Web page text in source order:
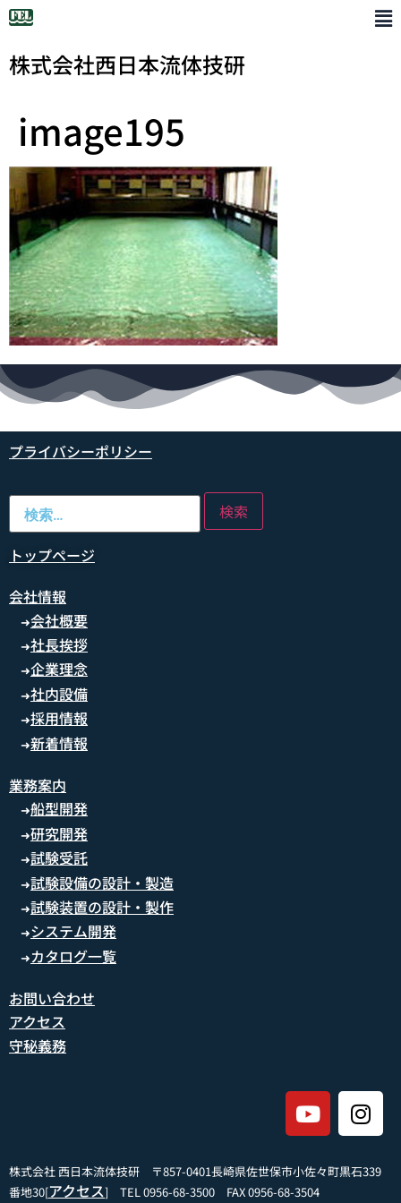
株式会社西日本流体技研
image195
プライバシーポリシー
トップページ
会社情報
➜会社概要
➜社長挨拶
➜企業理念
➜社内設備
➜採用情報
➜新着情報
業務案内
➜船型開発
➜研究開発
➜試験受託
➜試験設備の設計・製造
➜試験装置の設計・製作
➜システム開発
➜ カタログ一覧
お問い合わせ
アクセス
守秘義務
株式会社 西日本流体技研 〒857-0401長崎県佐世保市小佐々町黒石339
番地30[アクセス] TEL 0956-68-3500 FAX 0956-68-3504